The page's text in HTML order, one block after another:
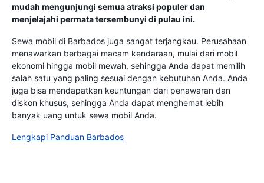
mudah mengunjungi semua atraksi populer dan
menjelajahi permata tersembunyi di pulau ini.
Sewa mobil di Barbados juga sangat terjangkau. Perusahaan
menawarkan berbagai macam kendaraan, mulai dari mobil
ekonomi hingga mobil mewah, sehingga Anda dapat memilih
salah satu yang paling sesuai dengan kebutuhan Anda. Anda
juga bisa mendapatkan keuntungan dari penawaran dan
diskon khusus, sehingga Anda dapat menghemat lebih
banyak uang untuk sewa mobil Anda.
Lengkapi Panduan Barbados